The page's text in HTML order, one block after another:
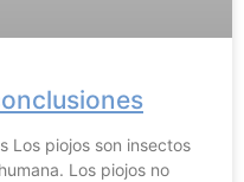
Los piojos son insectos
Los piojos no